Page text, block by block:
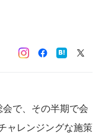
で、その半期で会
ャレンジングな施策